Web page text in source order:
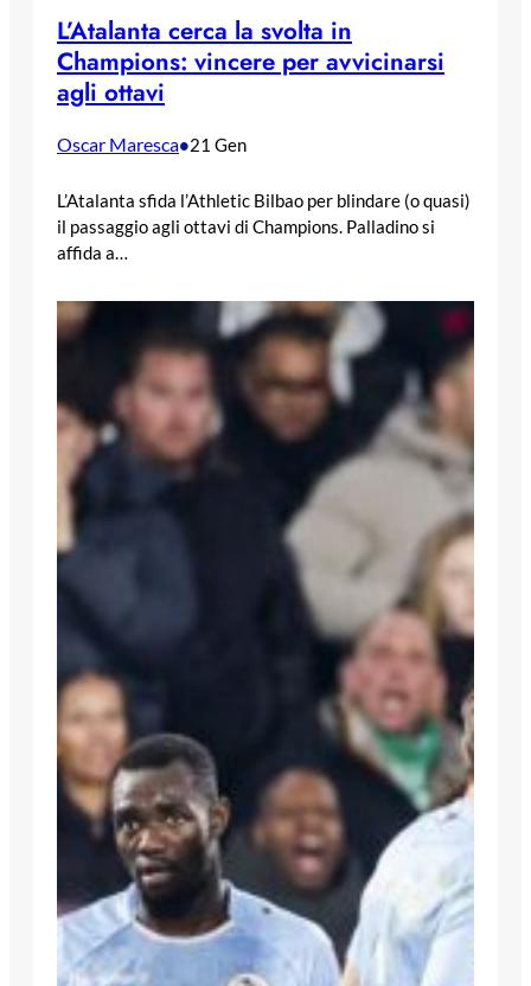
L’Atalanta cerca la svolta in
Champions: vincere per avvicinarsi
agli ottavi
Oscar Maresca•21 Gen
L’Atalanta sfida l’Athletic Bilbao per blindare (o quasi)
il passaggio agli ottavi di Champions. Palladino si
affida a…